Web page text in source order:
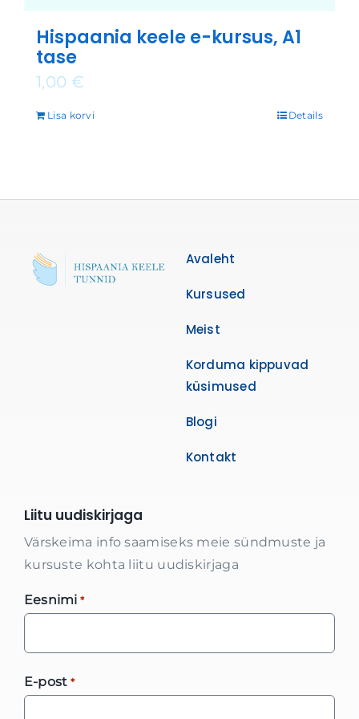
Hispaania keele e-kursus, A1
tase
1,00 €
Lisa korvi Details
Avaleht
Kursused
Meist
Korduma kippuvad
küsimused
Blogi
Kontakt
Liitu uudiskirjaga
Värskeima info saamiseks meie sündmuste ja
kursuste kohta liitu uudiskirjaga
Eesnimi *
E-post *